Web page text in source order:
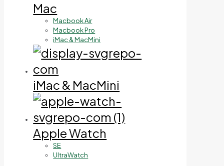
Mac
Macbook Air
Macbook Pro
iMac & MacMini
iMac & MacMini
Apple Watch
SE
UltraWatch